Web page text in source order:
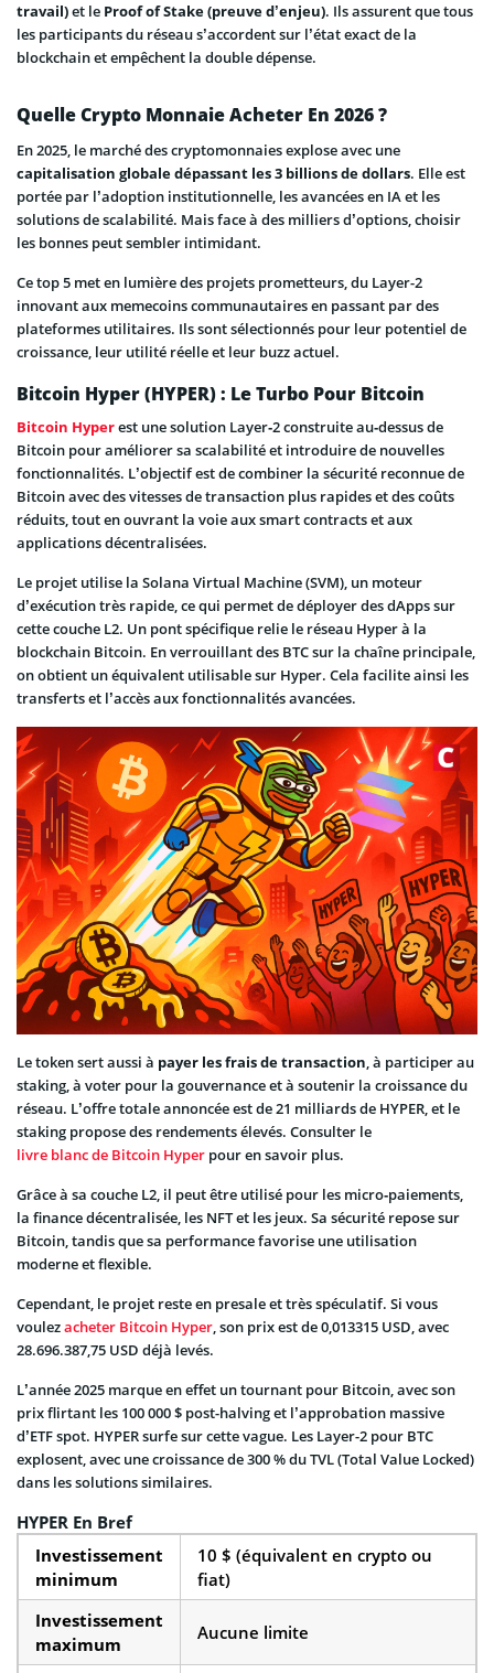
travail)et le Proof of Stake (preuve d’enjeu). Ils assurent que tous
les participants du réseau s’accordent sur l’état exact de la
blockchain et empêchent la double dépense.
Quelle Crypto Monnaie Acheter En 2026 ?
En 2025, le marché des cryptomonnaies explose avec une
capitalisation globale dépassant les 3 billions de dollars. Elle est
portée par l’adoption institutionnelle, les avancées en IA et les
solutions de scalabilité. Mais face à des milliers d’options, choisir
les bonnes peut sembler intimidant.
Ce top 5 met en lumière des projets prometteurs, du Layer-2
innovant aux memecoins communautaires en passant par des
plateformes utilitaires. Ils sont sélectionnés pour leur potentiel de
croissance, leur utilité réelle et leur buzz actuel.
Bitcoin Hyper (HYPER) : Le Turbo Pour Bitcoin
Bitcoin Hyperest une solution Layer‑2 construite au‑dessus de
Bitcoin pour améliorer sa scalabilité et introduire de nouvelles
fonctionnalités. L’objectif est de combiner la sécurité reconnue de
Bitcoin avec des vitesses de transaction plus rapides et des coûts
réduits, tout en ouvrant la voie aux smart contracts et aux
applications décentralisées.
Le projet utilise la Solana Virtual Machine (SVM), un moteur
d’exécution très rapide, ce qui permet de déployer des dApps sur
cette couche L2. Un pont spécifique relie le réseau Hyper à la
blockchain Bitcoin. En verrouillant des BTC sur la chaîne principale,
on obtient un équivalent utilisable sur Hyper. Cela facilite ainsi les
transferts et l’accès aux fonctionnalités avancées.
Le token sert aussi à payer les frais de transaction, à participer au
staking, à voter pour la gouvernance et à soutenir la croissance du
réseau. L’offre totale annoncée est de 21 milliards de HYPER, et le
staking propose des rendements élevés. Consulter le
livre blanc de Bitcoin Hyper pour en savoir plus.
Grâce à sa couche L2, il peut être utilisé pour les micro‑paiements,
la finance décentralisée, les NFT et les jeux. Sa sécurité repose sur
Bitcoin, tandis que sa performance favorise une utilisation
moderne et flexible.
Cependant, le projet reste en presale et très spéculatif. Si vous
voulezacheter Bitcoin Hyper, son prix est de 0,013315 USD, avec
28.696.387,75 USD déjà levés.
L’année 2025 marque en effet un tournant pour Bitcoin, avec son
prix flirtant les 100 000 $ post-halving et l’approbation massive
d’ETF spot. HYPER surfe sur cette vague. Les Layer-2 pour BTC
explosent, avec une croissance de 300 % du TVL (Total Value Locked)
dans les solutions similaires.
HYPER En Bref
Investissement
minimum
10 $ (équivalent en crypto ou
fiat)
Investissement
maximum
Aucune limite